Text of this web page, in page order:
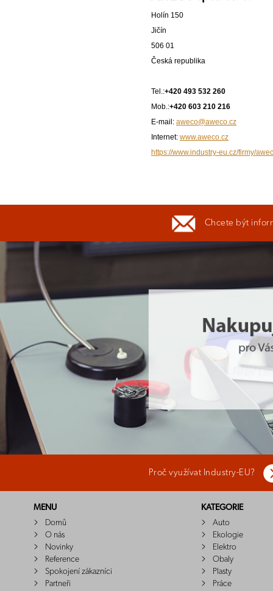
Holín 150
Jičín
506 01
Česká republika
Tel.:+420 493 532 260
Mob.:+420 603 210 216
E-mail: aweco@aweco.cz
Internet: www.aweco.cz
https://www.industry-eu.cz/firmy/
Chcete být
Proč využívat Industry-EU?
MENU
Domů
O nás
Novinky
Reference
Spokojení zákazníci
Partneři
KATEGORIE
Auto
Ekologie
Elektro
Obaly
Plasty
Práce